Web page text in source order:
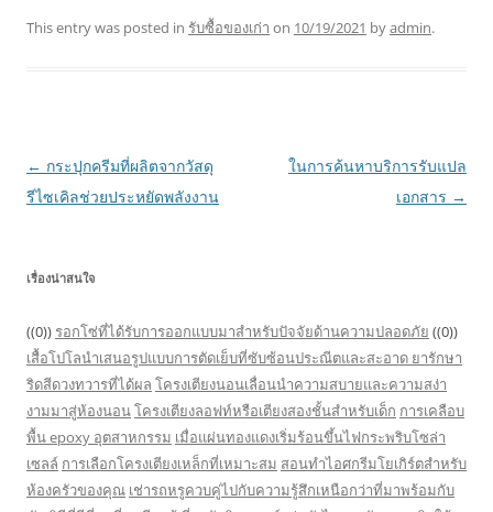
This entry was posted in รับซื้อของเก่า on 10/19/2021 byadmin.
Post
navigation
← กระปุกครีมที่ผลิตจากวัสดุ
รีไซเคิลช่วยประหยัดพลังงาน
ในการค้นหาบริการรับแปล
เอกสาร →
เรื่องน่าสนใจ
((0)) รอกโซ่ที่ได้รับการออกแบบมาสำหรับปัจจัยด้านความปลอดภัย ((0))
เสื้อโปโลนำเสนอรูปแบบการตัดเย็บที่ซับซ้อนประณีตและสะอาด ยารักษา
ริดสีดวงทวารที่ได้ผล โครงเตียงนอนเลื่อนนำความสบายและความสง่า
งามมาสู่ห้องนอนโครงเตียงลอฟท์หรือเตียงสองชั้นสำหรับเด็ก การเคลือบ
พื้น epoxy อุตสาหกรรม เมื่อแผ่นทองแดงเริ่มร้อนขึ้นไฟกระพริบโซล่า
เซลล์ การเลือกโครงเตียงเหล็กที่เหมาะสม สอนทำไอศกรีมโยเกิร์ตสำหรับ
ห้องครัวของคุณ เช่ารถหรูควบคู่ไปกับความรู้สึกเหนือกว่าที่มาพร้อมกับ